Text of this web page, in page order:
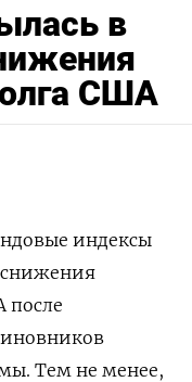
в
США
индексы
после
Тем не менее,